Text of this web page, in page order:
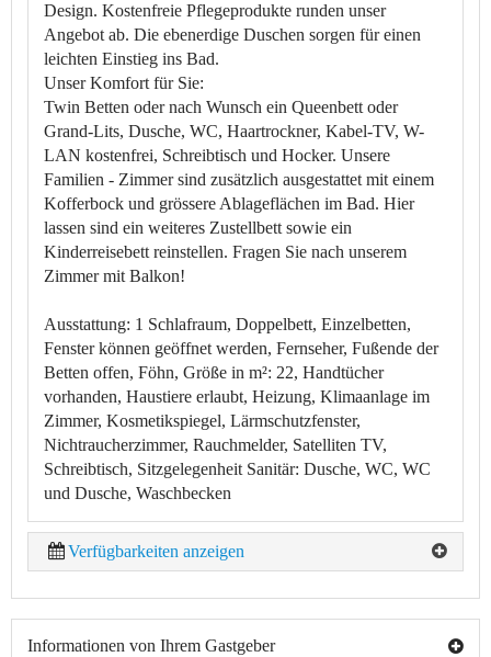
Design. Kostenfreie Pflegeprodukte runden unser
Angebot ab. Die ebenerdige Duschen sorgen für einen
leichten Einstieg ins Bad.
Unser Komfort für Sie:
Twin Betten oder nach Wunsch ein Queenbett oder
Grand-Lits, Dusche, WC, Haartrockner, Kabel-TV, W-
LAN kostenfrei, Schreibtisch und Hocker. Unsere
Familien - Zimmer sind zusätzlich ausgestattet mit einem
Kofferbock und grössere Ablageflächen im Bad. Hier
lassen sind ein weiteres Zustellbett sowie ein
Kinderreisebett reinstellen. Fragen Sie nach unserem
Zimmer mit Balkon!
Ausstattung: 1 Schlafraum, Doppelbett, Einzelbetten,
Fenster können geöffnet werden, Fernseher, Fußende der
Betten offen, Föhn, Größe in m²: 22, Handtücher
vorhanden, Haustiere erlaubt, Heizung, Klimaanlage im
Zimmer, Kosmetikspiegel, Lärmschutzfenster,
Nichtraucherzimmer, Rauchmelder, Satelliten TV,
Schreibtisch, SitzgelegenheitSanitär: Dusche, WC, WC
und Dusche, Waschbecken
Verfügbarkeiten anzeigen
Informationen von Ihrem Gastgeber